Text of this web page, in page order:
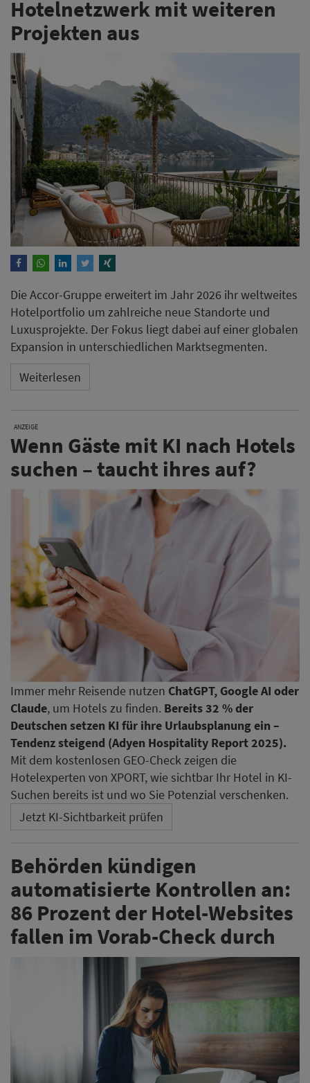
Hotelnetzwerk mit weiteren
Projekten aus
Die Accor-Gruppe erweitert im Jahr 2026 ihr weltweites
Hotelportfolio um zahlreiche neue Standorte und
Luxusprojekte. Der Fokus liegt dabei auf einer globalen
Expansion in unterschiedlichen Marktsegmenten.
Weiterlesen
ANZEIGE
Wenn Gäste mit KI nach Hotels
suchen – taucht ihres auf?
Immer mehr Reisende nutzen ChatGPT, Google AI oder
Claude, um Hotels zu finden. Bereits 32 % der
Deutschen setzen KI für ihre Urlaubsplanung ein –
Tendenz steigend (Adyen Hospitality Report 2025).
Mit dem kostenlosen GEO-Check zeigen die
Hotelexperten von XPORT, wie sichtbar Ihr Hotel in KI-
Suchen bereits ist und wo Sie Potenzial verschenken.
Jetzt KI-Sichtbarkeit prüfen
Behörden kündigen
automatisierte Kontrollen an:
86 Prozent der Hotel-Websites
fallen im Vorab-Check durch